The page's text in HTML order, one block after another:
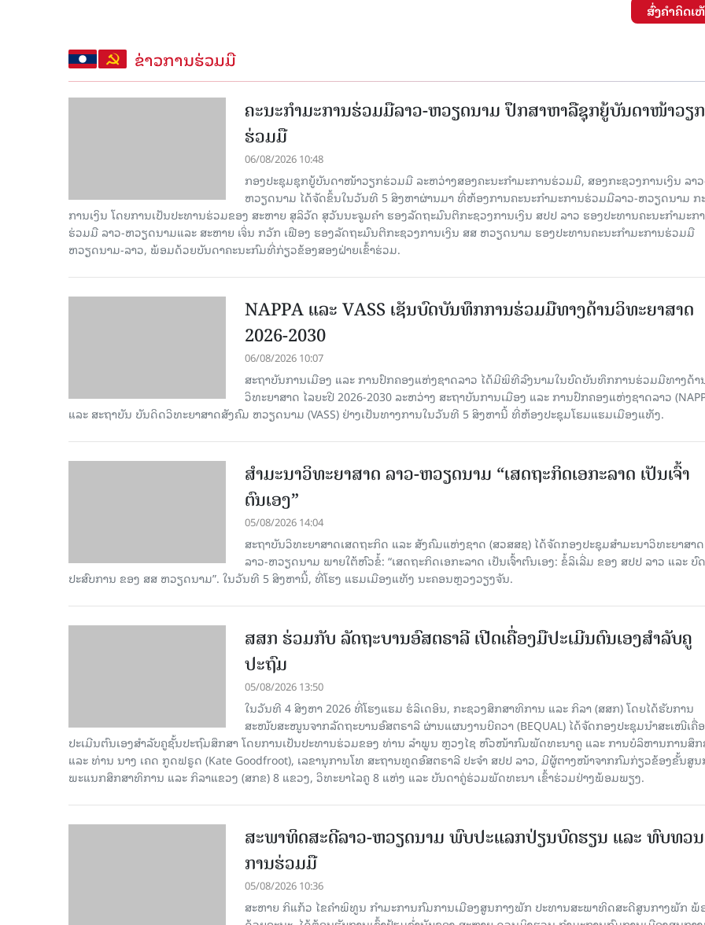
ສົ່ງຄໍາຄິດເ
ຂ່າວການຮ່ວມມື
ຄະນະກໍາມະການຮ່ວມມືລາວ-ຫວຽດນາມ ປຶກສາຫາລືຊຸກຍູ້ບັນດາໜ້າວຽກ
ຮ່ວມມື
06/08/2026 10:48
ກອງປະຊຸມຊຸກຍູ້ບັນດາໜ້າວຽກຮ່ວມມື ລະຫວ່າງສອງຄະນະກໍາມະການຮ່ວມມື, ສອງກະຊວງການເງິນ ລາ
ຫວຽດນາມ ໄດ້ຈັດຂຶ້ນໃນວັນທີ 5 ສິງຫາຜ່ານມາ ທີ່ຫ້ອງການຄະນະກໍາມະການຮ່ວມມືລາວ-ຫວຽດນາມ ກ
ການເງິນ ໂດຍການເປັນປະທານຮ່ວມຂອງ ສະຫາຍ ສຸລິວັດ ສຸວັນນະຈູມຄຳ ຮອງລັດຖະມົນຕີກະຊວງການເງິນ ສປປ ລາວ ຮອງປະທານຄະນະກໍາມະກ
ຮ່ວມມື ລາວ-ຫວຽດນາມແລະ ສະຫາຍ ເຈິ່ນ ກວັກ ເຟືອງ ຮອງລັດຖະມົນຕີກະຊວງການເງິນ ສສ ຫວຽດນາມ ຮອງປະທານຄະນະກໍາມະການຮ່ວມມື
ຫວຽດນາມ-ລາວ, ພ້ອມດ້ວຍບັນດາຄະນະກົມທີ່ກ່ຽວຂ້ອງສອງຝ່າຍເຂົ້າຮ່ວມ.
NAPPA ແລະ VASS ເຊັນບົດບັນທຶກການຮ່ວມມືທາງດ້ານວິທະຍາສາດ
2026-2030
06/08/2026 10:07
ສະຖາບັນການເມືອງ ແລະ ການປົກຄອງແຫ່ງຊາດລາວ ໄດ້ມີພິທີລົງນາມໃນບົດບັນທຶກການຮ່ວມມືທາງດ້າ
ວິທະຍາສາດ ໄລຍະປີ 2026-2030 ລະຫວ່າງ ສະຖາບັນການເມືອງ ແລະ ການປົກຄອງແຫ່ງຊາດລາວ
ແລະ ສະຖາບັນ ບັນດິດວິທະຍາສາດສັງຄົມ ຫວຽດນາມ (VASS) ຢ່າງເປັນທາງການໃນວັນທີ 5 ສິງຫານີ້ ທີ່ຫ້ອງປະຊຸມໂຮມແຮມເມືອງແທັງ.
ສຳມະນາວິທະຍາສາດ ລາວ-ຫວຽດນາມ “ເສດຖະກິດເອກະລາດ ເປັນເຈົ້າ
ຕົນເອງ”
05/08/2026 14:04
ສະຖາບັນວິທະຍາສາດເສດຖະກິດ ແລະ ສັງຄົມແຫ່ງຊາດ (ສວສສຊ) ໄດ້ຈັດກອງປະຊຸມສຳມະນາວິທະຍາສາດ
ລາວ-ຫວຽດນາມ ພາຍໃຕ້ຫົວຂໍ້: “ເສດຖະກິດເອກະລາດ ເປັນເຈົ້າຕົນເອງ: ຂໍ້ລິເລີ່ມ ຂອງ ສປປ ລາວ ແລະ ບົ
ປະສົບການ ຂອງ ສສ ຫວຽດນາມ”. ໃນວັນທີ 5 ສິງຫານີ້, ທີ່ໂຮງ ແຮມເມືອງແທັງ ນະຄອນຫຼວງວຽງຈັນ.
ສສກ ຮ່ວມກັບ ລັດຖະບານອົສຕຣາລີ ເປີດເຄື່ອງມືປະເມີນຕົນເອງສຳລັບຄູ
ປະຖົມ
05/08/2026 13:50
ໃນວັນທີ 4 ສິງຫາ 2026 ທີ່ໂຮງແຮມ ຮໍລິເດອິນ, ກະຊວງສຶກສາທິການ ແລະ ກິລາ (ສສກ) ໂດຍໄດ້ຮັບການ
ສະໜັບສະໜູນຈາກລັດຖະບານອົສຕຣາລີ ຜ່ານແຜນງານບີຄວາ (BEQUAL) ໄດ້ຈັດກອງປະຊຸມນຳສະເໜີເຄື່
ປະເມີນຕົນເອງສຳລັບຄູຊັ້ນປະຖົມສຶກສາ ໂດຍການເປັນປະທານຮ່ວມຂອງ ທ່ານ ລຳພູນ ຫຼວງໄຊ ຫົວໜ້າກົມພັດທະນາຄູ ແລະ ການບໍລິຫານການສຶກ
ແລະ ທ່ານ ນາງ ເຄດ ກູດຟຣູດ (Kate Goodfroot), ເລຂານຸການໂທ ສະຖານທູດອົສຕຣາລີ ປະຈຳ ສປປ ລາວ, ມີຜູ້ຕາງໜ້າຈາກກົມກ່ຽວຂ້ອງຂັ້ນສູນ
ພະແນກສຶກສາທິການ ແລະ ກິລາແຂວງ (ສກຂ) 8 ແຂວງ, ວິທະຍາໄລຄູ 8 ແຫ່ງ ແລະ ບັນດາຄູ່ຮ່ວມພັດທະນາ ເຂົ້າຮ່ວມຢ່າງພ້ອມພຽງ.
ສະພາທິດສະດີລາວ-ຫວຽດນາມ ພົບປະແລກປ່ຽນບົດຮຽນ ແລະ ທົບທວນ
ການຮ່ວມມື
05/08/2026 10:36
ສະຫາຍ ກິແກ້ວ ໄຂຄໍາພິທູນ ກໍາມະການກົມການເມືອງສູນກາງພັກ ປະທານສະພາທິດສະດີສູນກາງພັກ ພ້